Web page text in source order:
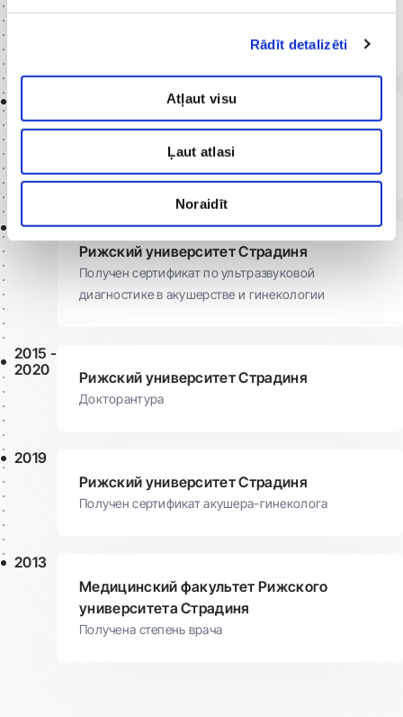
Rādīt detalizēti
Atļaut visu
Ļaut atlasi
Noraidīt
Получен сертификат по кольпоскопии
Рижский университет Страдиня
Получена специализация по гинекологической
2020
Рижский университет Страдиня
Получен сертификат по ультразвуковой
диагностике в акушерстве и гинекологии
2015 -
2020
Рижский университет Страдиня
Докторантура
2019
Рижский университет Страдиня
Получен сертификат акушера-гинеколога
2013
Медицинский факультет Рижского
университета Страдиня
Получена степень врача